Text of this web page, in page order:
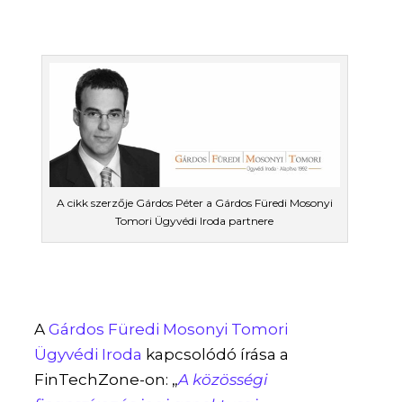
A cikk szerzője Gárdos Péter a Gárdos Füredi Mosonyi
Tomori Ügyvédi Iroda partnere
AGárdos Füredi Mosonyi Tomori
Ügyvédi Iroda kapcsolódó írása a
FinTechZone-on: „A közösségi